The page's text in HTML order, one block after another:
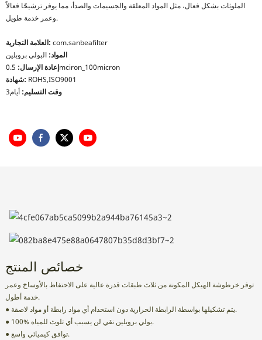
الملوثات بشكل فعال، مثل المواد المعلقة والجسيمات والصدأ، مما يوفر ترشيحًا فعالاً
وعمر خدمة طويل.
العلامة التجارية: com.sanbeafilter
المواد: البولي بروبلين
إعادة الإرسال:0.5mciron_100micron
شهادة: ROHS,ISO9001
وقت التسليم: أيام3
خصائص المنتج
توفر خرطوشة الهيكل المكونة من ثلاث طبقات قدرة عالية على الاحتفاظ بالأوساخ وعمر
خدمة أطول.
● يتم تشكيلها بواسطة الرابطة الحرارية دون استخدام أي مواد رابطة أو مواد لاصقة.
● 100% بولي بروبلين نقي لن يسبب أي تلوث للمياه.
● توافق كيميائي واسع.